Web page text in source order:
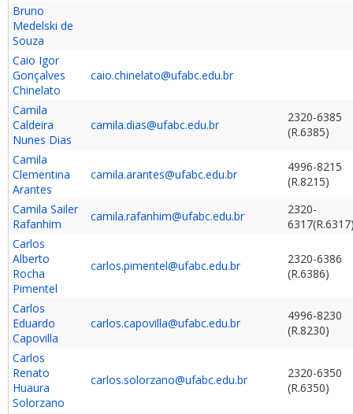
Bruno
Medelski de
Souza
Caio Igor
Gonçalves
Chinelato
caio.chinelato@ufabc.edu.br
Camila
Caldeira
Nunes Dias
camila.dias@ufabc.edu.br
2320-6385
(R.6385)
Camila
Clementina
Arantes
camila.arantes@ufabc.edu.br
4996-8215
(R.8215)
Camila Sailer
Rafanhim
camila.rafanhim@ufabc.edu.br
2320-
Carlos
Alberto
Rocha
Pimentel
carlos.pimentel@ufabc.edu.br
2320-6386
(R.6386)
Carlos
Eduardo
Capovilla
carlos.capovilla@ufabc.edu.br
4996-8230
(R.8230)
Carlos
Renato
Huaura
Solorzano
carlos.solorzano@ufabc.edu.br
2320-6350
(R.6350)